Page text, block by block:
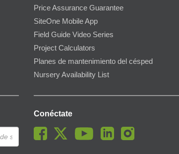
Price Assurance Guarantee
SiteOne Mobile App
Field Guide Video Series
Project Calculators
Planes de mantenimiento del césped
Nursery Availability List
Conéctate